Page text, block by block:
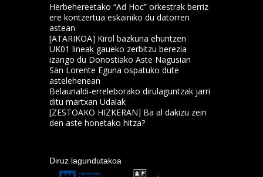
Herbehereetako “Ad Hoc” orkestrak berriz
ere kontzertua eskainiko du datorren
astean
[ATARIKOA] Kirol bazkuna ehuntzen
UK01 lineak gaueko zerbitzu berezia
izango du Donostiako Aste Nagusian
San Lorente Eguna ospatuko dute
astelehenean
Belaunaldi-erreleborako dirulaguntzak jarri
ditu martxan Udalak
[ZESTOAKO HIZKERAN] Ba al dakizu zein
den aste honetako hitza?
Diruz lagundutakoa